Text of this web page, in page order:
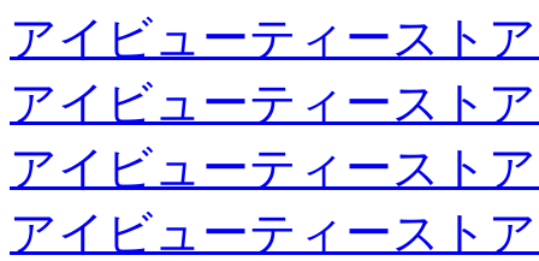
アイビューティースト
アイビューティースト
アイビューティースト
アイビューティースト